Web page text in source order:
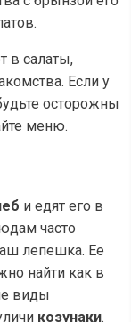
в салаты,
Если у
осторожны
меню.
и едят его в
часто
лепешка. Ее
найти как в
виды
козунаки.